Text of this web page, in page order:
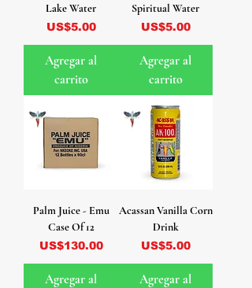
Lake Water
Precio
US$5.00
Agregar al
carrito
Spiritual Water
Precio
US$5.00
Agregar al
carrito
Palm Juice - Emu
Case Of 12
Precio
US$130.00
Agregar al
Acassan Vanilla Corn
Drink
Precio
US$5.00
Agregar al